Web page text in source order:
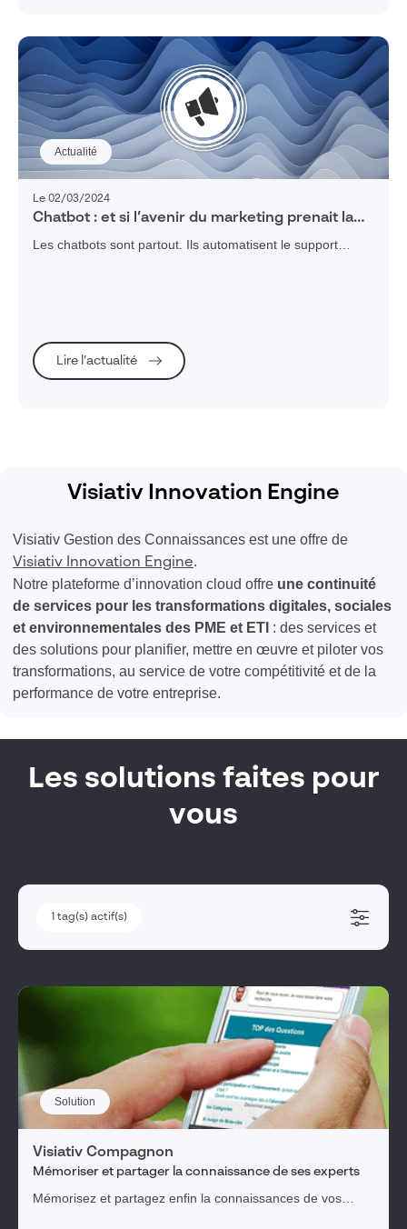
Actualité
Le 02/03/2024
Chatbot : et si l’avenir du marketing prenait la
forme d’un avatar intelligent ?
Les chatbots sont partout. Ils automatisent le support
Lire l’actualité
Visiativ Innovation Engine
Visiativ Gestion des Connaissances est une offre de
Visiativ Innovation Engine.
Notre plateforme d’innovation cloud offre une continuité
de services pour les transformations digitales, sociales
et environnementales des PME et ETI : ​des services et
des solutions pour planifier, mettre en œuvre et piloter vos
transformations, au service de votre compétitivité et de la
performance de votre entreprise.
Les solutions faites pour
vous
1 tag(s) actif(s)
1 tag(s) actif(s)
Pilotage des transformations
Enseignement & recherche
Pilotage Industriel - ERP
Conception & simulation
Fabrication
Vente & marketing
Service client
Gestion du cycle de vie produit
Solution
Visiativ Compagnon
Mémoriser et partager la connaissance de ses experts
Mémorisez et partagez enfin la connaissances de vos